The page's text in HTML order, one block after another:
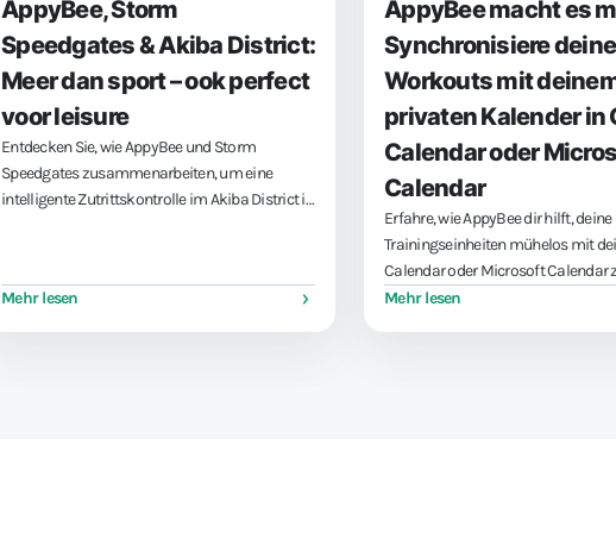
AppyBee, Storm
Speedgates & Akiba District:
Meer dan sport – ook perfect
voor leisure
Entdecken Sie, wie AppyBee und Storm
Speedgates zusammenarbeiten, um eine
intelligente Zutrittskontrolle im Akiba District in
Mehr lesen
AppyBee macht es
Synchronisiere deine
Workouts mit
privaten Kalender in
Calendar oder
Calendar
Erfahre, wie AppyBee dir hilft, deine
Trainingseinheiten mühelos mit
Calendar oder Microsoft Calendar
synchronisieren. Verabschieden Sie
Mehr lesen